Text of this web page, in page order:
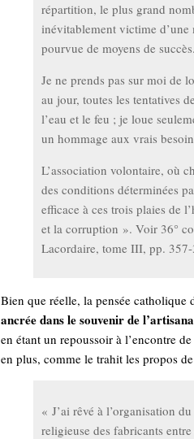
répartition, le plus grand
inévitablement victime
pourvue de moyens de succès.
Je ne prends pas sur moi de
au jour, toutes les tentatives
l’eau et le feu ; je loue
un hommage aux vrais
L’association volontaire, où
des conditions déterminées
efficace à ces trois plaies de
et la corruption ». Voir 36°
Lacordaire, tome III, pp.
Bien que réelle, la pensée catholique
ancrée dans le souvenir de
en étant un repoussoir à l’encontre
en plus, comme le trahit les propos
« J’ai rêvé à l’organisation
religieuse des fabricants